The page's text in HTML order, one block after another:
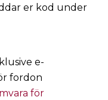
er kod under
e-
fordon
för